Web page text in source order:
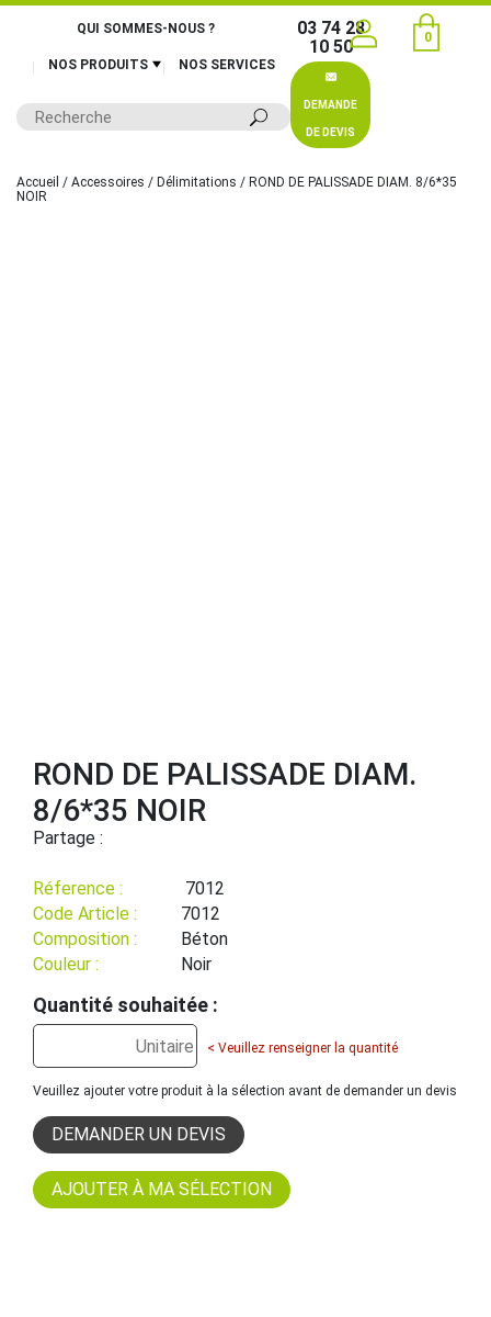
QUI SOMMES-NOUS ?
NOS PRODUITS NOS SERVICES
03 74 28
10 50
DEMANDE
DE DEVIS
0
Accueil / Accessoires / Délimitations / ROND DE PALISSADE DIAM. 8/6*35
NOIR
ROND DE PALISSADE DIAM.
8/6*35 NOIR
Partage :
Réference :
7012
Code Article :
7012
Composition :
Béton
Couleur :
Noir
Quantité souhaitée :
< Veuillez renseigner la quantité
Veuillez ajouter votre produit à la sélection avant de demander un devis
DEMANDER UN DEVIS